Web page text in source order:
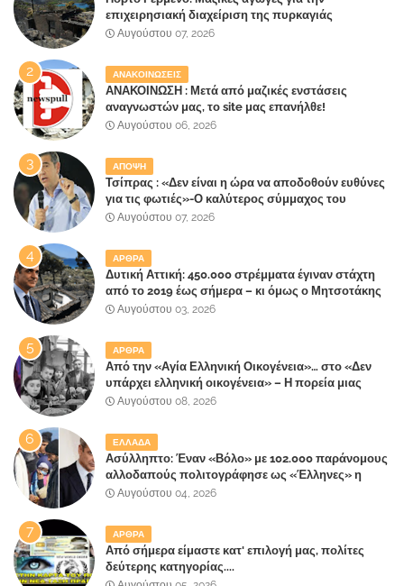
επιχειρησιακή διαχείριση της πυρκαγιάς
ετοιμάζουν οι κάτοικοι!
Αυγούστου 07, 2026
ΑΝΑΚΟΙΝΩΣΕΙΣ
ΑΝΑΚΟΙΝΩΣΗ : Μετά από μαζικές ενστάσεις
αναγνωστών μας, το site μας επανήλθε!
Αυγούστου 06, 2026
ΑΠΟΨΗ
Τσίπρας : «Δεν είναι η ώρα να αποδοθούν ευθύνες
για τις φωτιές»-Ο καλύτερος σύμμαχος του
Μητσοτάκη
Αυγούστου 07, 2026
ΑΡΘΡΑ
Δυτική Αττική: 450.000 στρέμματα έγιναν στάχτη
από το 2019 έως σήμερα – κι όμως ο Μητσοτάκης
έλαβε 40% και 45% στις εκλογές του 2023,ενώ 50%
Αυγούστου 03, 2026
ΑΡΘΡΑ
Από την «Αγία Ελληνική Οικογένεια»… στο «Δεν
υπάρχει ελληνική οικογένεια» – Η πορεία μιας
κοινωνίας που κινδυνεύει να ξεχάσει ποια είναι
Αυγούστου 08, 2026
ΕΛΛΑΔΑ
Ασύλληπτο: Έναν «Βόλο» με 102.000 παράνομους
αλλοδαπούς πολιτογράφησε ως «Έλληνες» η
κυβέρνηση!
Αυγούστου 04, 2026
ΑΡΘΡΑ
Από σήμερα είμαστε κατ' επιλογή μας, πολίτες
δεύτερης κατηγορίας....